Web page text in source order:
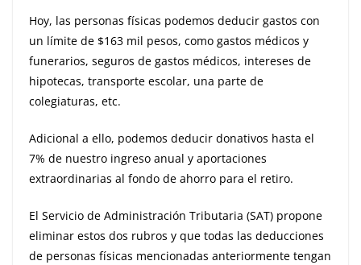
Hoy, las personas físicas podemos deducir gastos con
un límite de $163 mil pesos, como gastos médicos y
funerarios, seguros de gastos médicos, intereses de
hipotecas, transporte escolar, una parte de
colegiaturas, etc.
Adicional a ello, podemos deducir donativos hasta el
7% de nuestro ingreso anual y aportaciones
extraordinarias al fondo de ahorro para el retiro.
El Servicio de Administración Tributaria (SAT) propone
eliminar estos dos rubros y que todas las deducciones
de personas físicas mencionadas anteriormente tengan